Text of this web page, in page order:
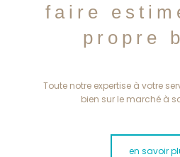
faire
propre
Toute notre expertise à votre
bien sur le marché à
en savoir